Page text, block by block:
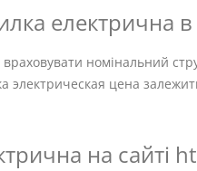
електрична в
номінальний
электрическая цена
на